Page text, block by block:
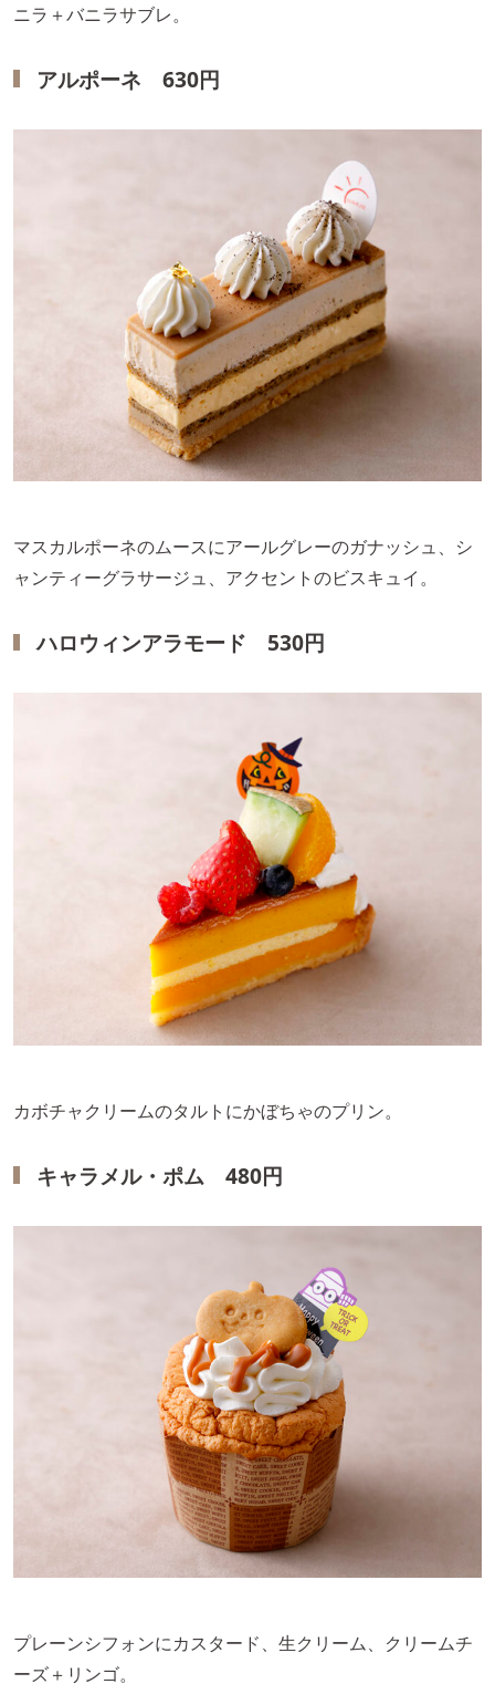
ニラ＋バニラサブレ。
アルポーネ 630円
マスカルポーネのムースにアールグレーのガナッシュ、シ
ャンティーグラサージュ、アクセントのビスキュイ。
ハロウィンアラモード 530円
カボチャクリームのタルトにかぼちゃのプリン。
キャラメル・ポム 480円
プレーンシフォンにカスタード、生クリーム、クリームチ
ーズ＋リンゴ。